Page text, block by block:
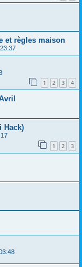
et règles maison
1 2 3 4
Hack)
1 2 3